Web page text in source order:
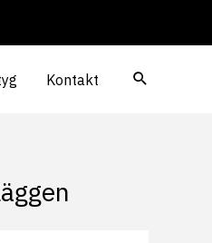
Kontakt